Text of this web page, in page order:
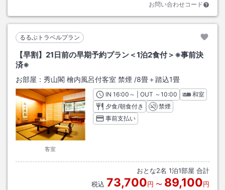
お問い合わせコード
るるぶトラベルプラン
【早割】21日前の早期予約プラン＜1泊2食付＞※事前決
済※
お部屋： 秀山閣 檜内風呂付客室 禁煙 /8畳＋踏込1畳
客室
INチェックイン
16:00 ～ | OUT チェックアウト
～10:00
和室
夕食/朝食付き
禁煙
事前支払い
おとな2名 1泊1部屋 合計
税込 73,700円 〜 89,100円